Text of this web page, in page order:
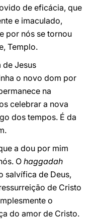
de eficácia, que
e imaculado,
por nós se tornou
Templo.
de Jesus
o novo dom por
na
celebrar a nova
dos tempos. É da
a dou por mim
O haggadah
salvífica de Deus,
de Cristo
o
do amor de Cristo.